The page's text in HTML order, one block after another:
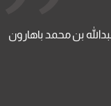
بن محمد باهارون